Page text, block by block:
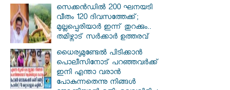
സെക്കൻഡിൽ 200 ഘനയടി
വീതം 120 ദിവസത്തേക്ക്;
മുല്ലപ്പെരിയാർ ഇന്ന് തുറക്കും..
തമിഴ്നാട് സർക്കാർ ഉത്തരവ്
ധൈര്യമുണ്ടേൽ പിടിക്കാൻ
പൊലീസിനോട് പറഞ്ഞവർക്ക്
ഇനി എന്താ വരാൻ
പോകുന്നതെന്നു നിങ്ങൾ